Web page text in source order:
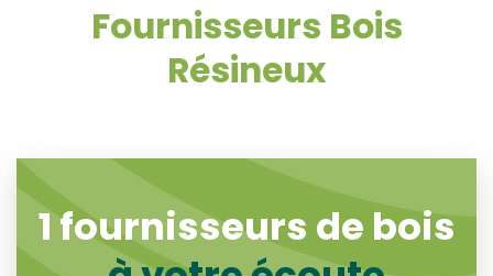
Fournisseurs Bois
Résineux
1fournisseurs de bois